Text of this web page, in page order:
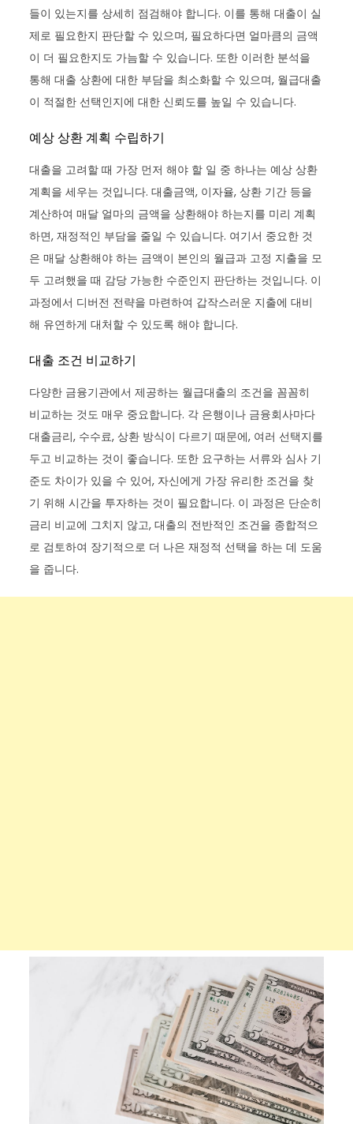
들이 있는지를 상세히 점검해야 합니다. 이를 통해 대출이 실
제로 필요한지 판단할 수 있으며, 필요하다면 얼마큼의 금액
이 더 필요한지도 가늠할 수 있습니다. 또한 이러한 분석을
통해 대출 상환에 대한 부담을 최소화할 수 있으며, 월급대출
이 적절한 선택인지에 대한 신뢰도를 높일 수 있습니다.
예상 상환 계획 수립하기
대출을 고려할 때 가장 먼저 해야 할 일 중 하나는 예상 상환
계획을 세우는 것입니다. 대출금액, 이자율, 상환 기간 등을
계산하여 매달 얼마의 금액을 상환해야 하는지를 미리 계획
하면, 재정적인 부담을 줄일 수 있습니다. 여기서 중요한 것
은 매달 상환해야 하는 금액이 본인의 월급과 고정 지출을 모
두 고려했을 때 감당 가능한 수준인지 판단하는 것입니다. 이
과정에서 디버전 전략을 마련하여 갑작스러운 지출에 대비
해 유연하게 대처할 수 있도록 해야 합니다.
대출 조건 비교하기
다양한 금융기관에서 제공하는 월급대출의 조건을 꼼꼼히
비교하는 것도 매우 중요합니다. 각 은행이나 금융회사마다
대출금리, 수수료, 상환 방식이 다르기 때문에, 여러 선택지를
두고 비교하는 것이 좋습니다. 또한 요구하는 서류와 심사 기
준도 차이가 있을 수 있어, 자신에게 가장 유리한 조건을 찾
기 위해 시간을 투자하는 것이 필요합니다. 이 과정은 단순히
금리 비교에 그치지 않고, 대출의 전반적인 조건을 종합적으
로 검토하여 장기적으로 더 나은 재정적 선택을 하는 데 도움
을 줍니다.